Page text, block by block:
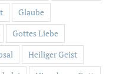
Glaube
Gottes Liebe
Heiliger Geist